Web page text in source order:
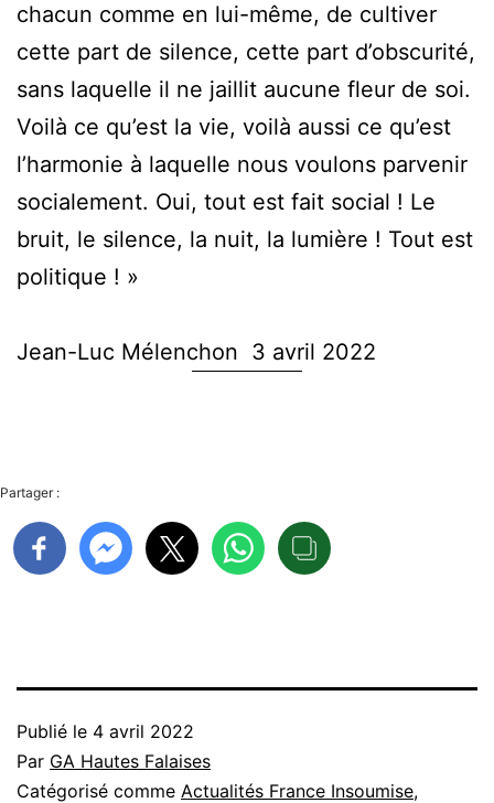
chacun comme en lui-même, de cultiver
cette part de silence, cette part d’obscurité,
sans laquelle il ne jaillit aucune fleur de soi.
Voilà ce qu’est la vie, voilà aussi ce qu’est
l’harmonie à laquelle nous voulons parvenir
socialement. Oui, tout est fait social ! Le
bruit, le silence, la nuit, la lumière ! Tout est
politique ! »
Jean-Luc Mélenchon 3 avril 2022
Partager :
Publié le 4 avril 2022
Par GA Hautes Falaises
Catégorisé comme Actualités France Insoumise,